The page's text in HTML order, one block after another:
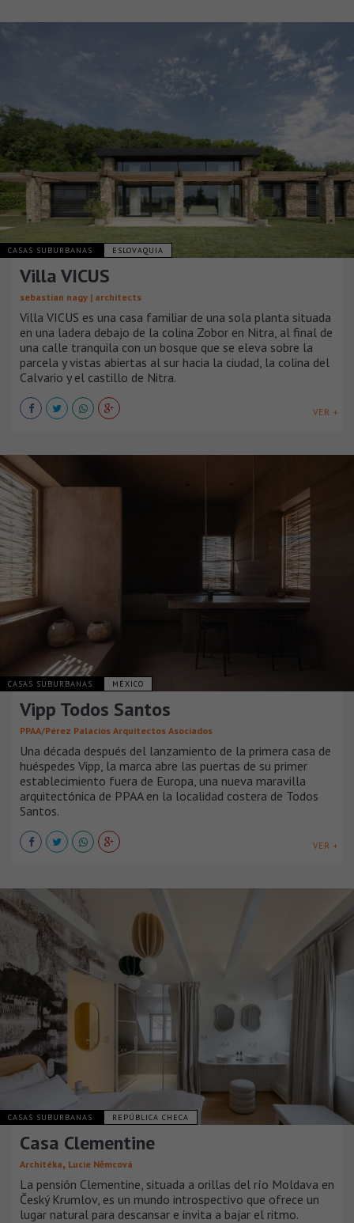
CASAS SUBURBANAS ESLOVAQUIA
Villa VICUS
sebastian nagy | architects
Villa VICUS es una casa familiar de una sola planta situada
en una ladera debajo de la colina Zobor en Nitra, al final de
una calle tranquila con un bosque que se eleva sobre la
parcela y vistas abiertas al sur hacia la ciudad, la colina del
Calvario y el castillo de Nitra.
VER +
CASAS SUBURBANAS MÉXICO
Vipp Todos Santos
PPAA/Pérez Palacios Arquitectos Asociados
Una década después del lanzamiento de la primera casa de
huéspedes Vipp, la marca abre las puertas de su primer
establecimiento fuera de Europa, una nueva maravilla
arquitectónica de PPAA en la localidad costera de Todos
Santos.
VER +
CASAS SUBURBANAS REPÚBLICA CHECA
Casa Clementine
Architéka, Lucie Němcová
La pensión Clementine, situada a orillas del río Moldava en
Český Krumlov, es un mundo introspectivo que ofrece un
lugar natural para descansar e invita a bajar el ritmo.